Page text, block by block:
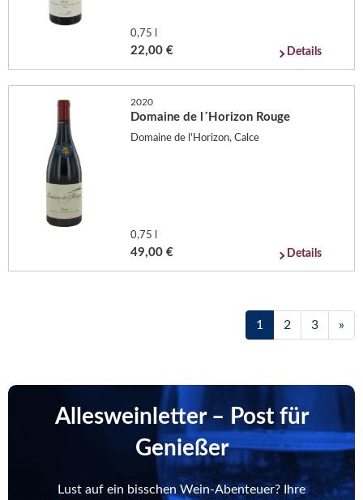
0,75 l
22,00 € Details
2020
Domaine de l´Horizon Rouge
Domaine de l'Horizon, Calce
0,75 l
49,00 € Details
1 2 3 »
Allesweinletter – Post für
Genießer
Lust auf ein bisschen Wein-Abenteuer? Ihre